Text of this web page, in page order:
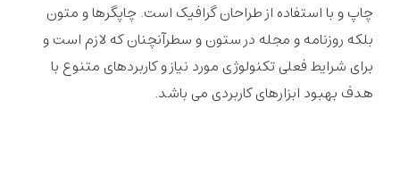
چاپ و با استفاده از طراحان گرافیک است. چاپگرها و متون
بلکه روزنامه و مجله در ستون و سطرآنچنان که لازم است و
برای شرایط فعلی تکنولوژی مورد نیاز و کاربردهای متنوع با
هدف بهبود ابزارهای کاربردی می باشد.